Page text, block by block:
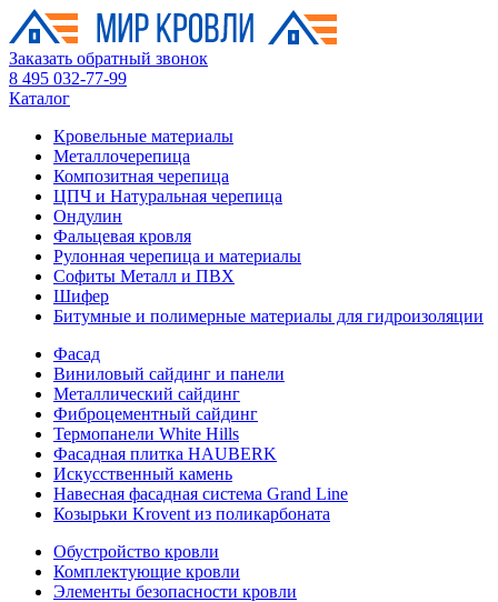
Заказать обратный звонок
8 495 032-77-99
Каталог
Кровельные материалы
Металлочерепица
Композитная черепица
ЦПЧ и Натуральная черепица
Ондулин
Фальцевая кровля
Рулонная черепица и материалы
Софиты Металл и ПВХ
Шифер
Битумные и полимерные материалы для гидроизоляции
Фасад
Виниловый сайдинг и панели
Металлический сайдинг
Фиброцементный сайдинг
Термопанели White Hills
Фасадная плитка HAUBERK
Искусственный камень
Навесная фасадная система Grand Line
Козырьки Krovent из поликарбоната
Обустройство кровли
Комплектующие кровли
Элементы безопасности кровли